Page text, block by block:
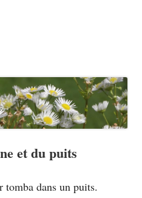
et du puits
tomba dans un puits.